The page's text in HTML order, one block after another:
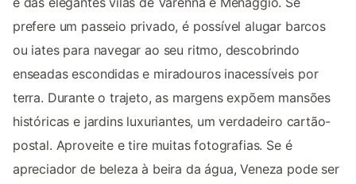
prefere um passeio privado, é possível alugar barcos
ou iates para navegar ao seu ritmo, descobrindo
enseadas escondidas e miradouros inacessíveis por
terra. Durante o trajeto, as margens expõem mansões
históricas e jardins luxuriantes, um verdadeiro cartão-
postal. Aproveite e tire muitas fotografias. Se é
apreciador de beleza à beira da água, Veneza pode ser